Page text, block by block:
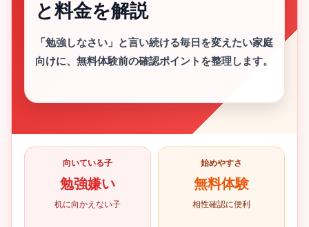
と料金を解説
「勉強しなさい」と言い続ける毎日を変えたい家庭
向けに、無料体験前の確認ポイントを整理します。
向いている子
勉強嫌い
机に向かえない子
始めやすさ
無料体験
相性確認に便利